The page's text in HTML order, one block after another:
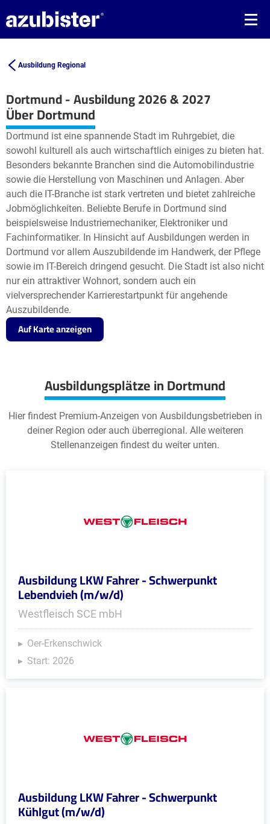
Ausbildung Regional
Dortmund - Ausbildung 2026 & 2027
+
−
Leaflet| ©OpenStreetMap2
Über Dortmund
Dortmund ist eine spannende Stadt im Ruhrgebiet, die
sowohl kulturell als auch wirtschaftlich einiges zu bieten hat.
Besonders bekannte Branchen sind die Automobilindustrie
sowie die Herstellung von Maschinen und Anlagen. Aber
auch die IT-Branche ist stark vertreten und bietet zahlreiche
Jobmöglichkeiten. Beliebte Berufe in Dortmund sind
beispielsweise Industriemechaniker, Elektroniker und
Fachinformatiker. In Hinsicht auf Ausbildungen werden in
Dortmund vor allem Auszubildende im Handwerk, der Pflege
sowie im IT-Bereich dringend gesucht. Die Stadt ist also nicht
nur ein attraktiver Wohnort, sondern auch ein
vielversprechender Karrierestartpunkt für angehende
Auszubildende.
Auf Karte anzeigen
Ausbildungsplätze in Dortmund
Hier findest Premium-Anzeigen von Ausbildungsbetrieben in
deiner Region oder auch überregional. Alle weiteren
Stellenanzeigen findest du weiter unten.
Ausbildung LKW Fahrer - Schwerpunkt
Lebendvieh (m/w/d)
Westfleisch SCE mbH
Oer-Erkenschwick
Start: 2026
Ausbildung LKW Fahrer - Schwerpunkt
Kühlgut (m/w/d)